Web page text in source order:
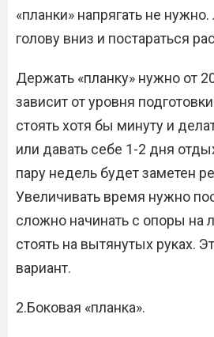
«планки» напрягать не
голову вниз и постараться
Держать «планку» нужно от
зависит от уровня
стоять хотя бы минуту и
или давать себе 1-2 дня
пару недель будет заметен
Увеличивать время нужно
сложно начинать с опоры на
стоять на вытянутых руках.
вариант.
2.Боковая «планка».